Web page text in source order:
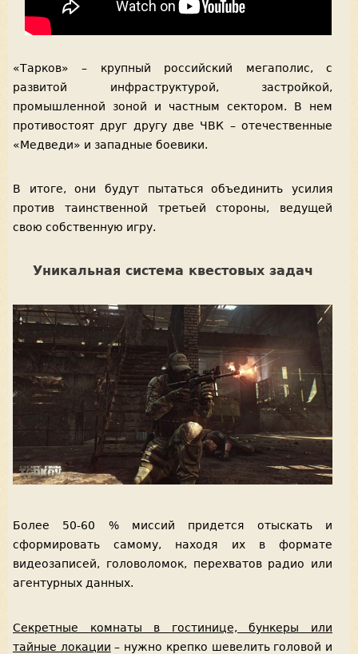
«Тарков» – крупный российский мегаполис, с
развитой инфраструктурой, застройкой,
промышленной зоной и частным сектором. В нем
противостоят друг другу две ЧВК – отечественные
«Медведи» и западные боевики.
В итоге, они будут пытаться объединить усилия
против таинственной третьей стороны, ведущей
свою собственную игру.
Уникальная система квестовых задач
Более 50-60 % миссий придется отыскать и
сформировать самому, находя их в формате
видеозаписей, головоломок, перехватов радио или
агентурных данных.
Секретные комнаты в гостинице, бункеры или
тайные локации – нужно крепко шевелить головой и